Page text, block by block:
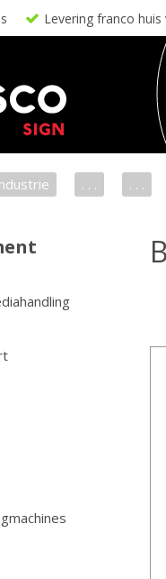
Levering franco huis
. . . . . .